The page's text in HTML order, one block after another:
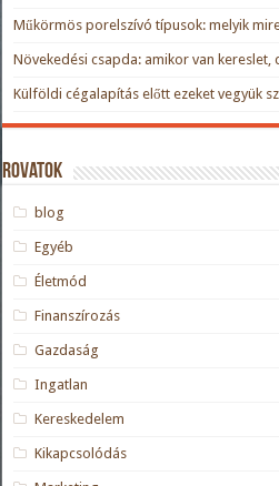
Műkörmös porelszívó típusok: melyik
Növekedési csapda: amikor van kereslet,
Külföldi cégalapítás előtt ezeket vegyük
Rovatok
blog
Egyéb
Életmód
Finanszírozás
Gazdaság
Ingatlan
Kereskedelem
Kikapcsolódás